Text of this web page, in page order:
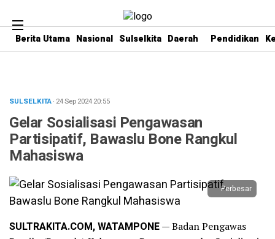
Berita Utama Nasional Sulselkita Daerah Pendidikan
SULSELKITA· 24 Sep 202420:55
Gelar Sosialisasi Pengawasan
Partisipatif, Bawaslu Bone Rangkul
Mahasiswa
Perbesar
SULTRAKITA.COM, WATAMPONE— Badan Pengawas